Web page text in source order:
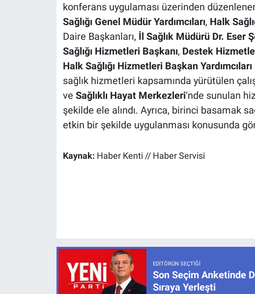
konferans uygulaması üzerinden
Sağlığı Genel Müdür Yardımcıları, Halk
Daire Başkanları, İl Sağlık Müdürü Dr. Eser
Sağlığı Hizmetleri Başkanı, Destek
Halk Sağlığı Hizmetleri Başkan Yardımcıları
sağlık hizmetleri kapsamında yürütülen
ve Sağlıklı Hayat Merkezleri‘nde sunulan
şekilde ele alındı. Ayrıca, birinci basamak
etkin bir şekilde uygulanması konusunda
Kaynak: Haber Kenti // Haber Servisi
EDITÖRÜN SEÇTIĞI
Son Seçim Anketinde
Sıraya Yerleşti